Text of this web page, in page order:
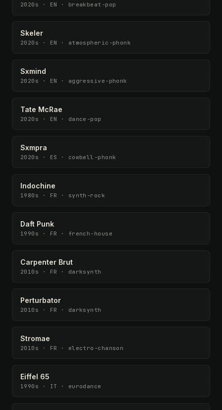
2020s · EN · breakbeat-pop
Skeler
2020s · EN · atmospheric-phonk
Sxmind
2020s · EN · aggressive-phonk
Tate McRae
2020s · EN · dance-pop
Sxmpra
2020s · ES · cowbell-phonk
Indochine
1980s · FR · synth-rock
Daft Punk
1990s · FR · french-house
Carpenter Brut
2010s · FR · darksynth
Perturbator
2010s · FR · darksynth
Stromae
2010s · FR · electro-chanson
Eiffel 65
1990s · IT · eurodance